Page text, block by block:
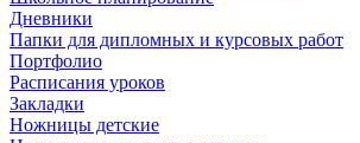
Дневники
Папки для дипломных и курсовых работ
Портфолио
Расписания уроков
Закладки
Ножницы детские